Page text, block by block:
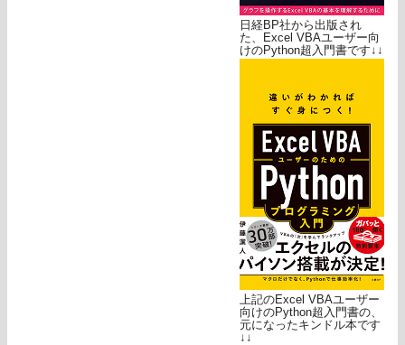
日経BP社から出版され
た、Excel VBAユーザー向
けのPython超入門書です↓↓
上記のExcel VBAユーザー
向けのPython超入門書の、
元になったキンドル本です
↓↓